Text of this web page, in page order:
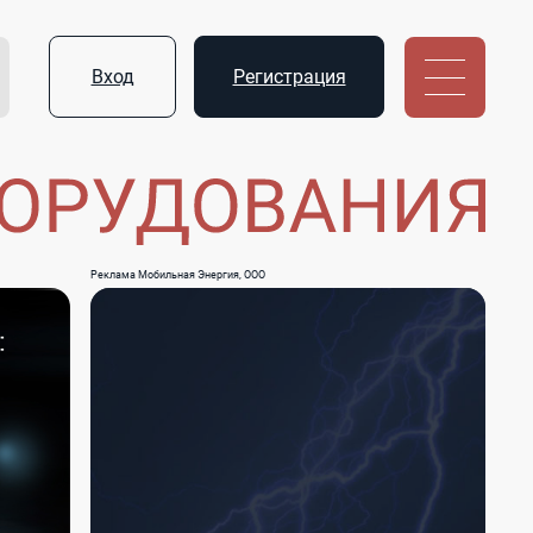
Вход Регистрация
Реклама Мобильная Энергия, ООО